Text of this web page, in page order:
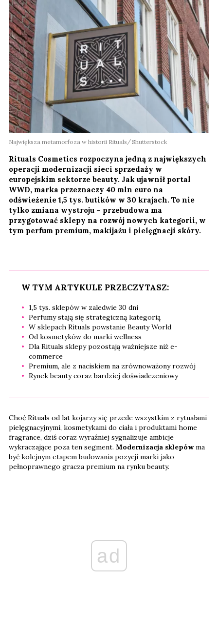
Największa metamorfoza w historii Rituals Shutterstock
Rituals Cosmetics rozpoczyna jedną z największych
operacji modernizacji sieci sprzedaży w
europejskim sektorze beauty. Jak ujawnił portal
WWD, marka przeznaczy 40 mln euro na
odświeżenie 1,5 tys. butików w 30 krajach. To nie
tylko zmiana wystroju – przebudowa ma
przygotować sklepy na rozwój nowych kategorii, w
tym perfum premium, makijażu i pielęgnacji skóry.
W TYM ARTYKULE PRZECZYTASZ:
1,5 tys. sklepów w zaledwie 30 dni
Perfumy stają się strategiczną kategorią
W sklepach Rituals powstanie Beauty World
Od kosmetyków do marki wellness
Dla Rituals sklepy pozostają ważniejsze niż e-
commerce
Premium, ale z naciskiem na zrównoważony rozwój
Rynek beauty coraz bardziej doświadczeniowy
Choć Rituals od lat kojarzy się przede wszystkim z rytuałami
pielęgnacyjnymi, kosmetykami do ciała i produktami home
fragrance, dziś coraz wyraźniej sygnalizuje ambicje
wykraczające poza ten segment. Modernizacja sklepówma
być kolejnym etapem budowania pozycji marki jako
pełnoprawnego gracza premium na rynku beauty.
ad